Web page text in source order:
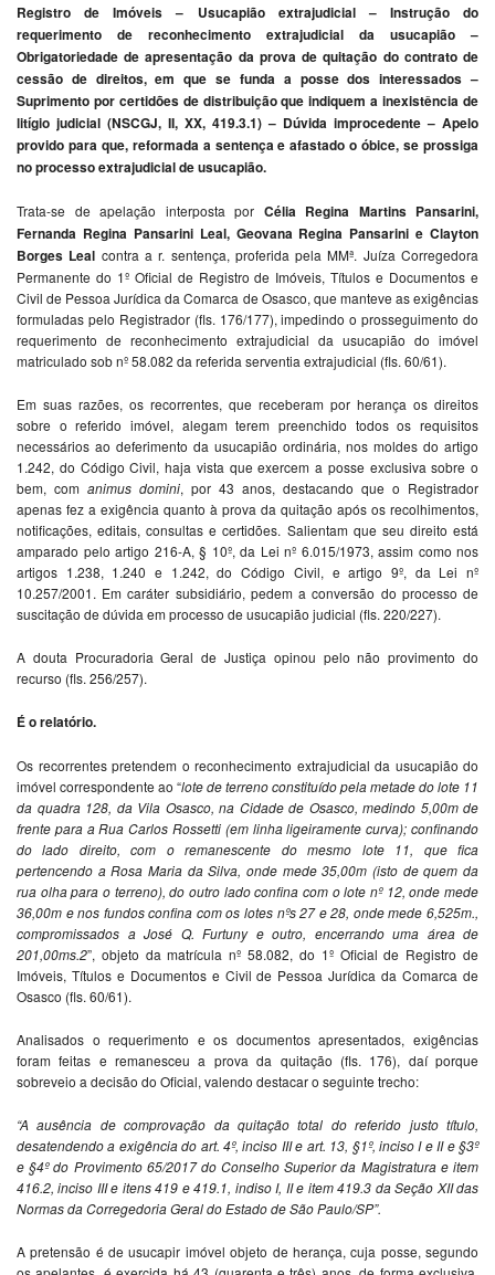
Registro de Imóveis – Usucapião extrajudicial – Instrução do
requerimento de reconhecimento extrajudicial da usucapião –
Obrigatoriedade de apresentação da prova de quitação do contrato de
cessão de direitos, em que se funda a posse dos interessados –
Suprimento por certidões de distribuição que indiquem a inexistência de
litígio judicial (NSCGJ, II, XX, 419.3.1) – Dúvida improcedente – Apelo
provido para que, reformada a sentença e afastado o óbice, se prossiga
no processo extrajudicial de usucapião.
Trata-se de apelação interposta por Célia Regina Martins Pansarini,
Fernanda Regina Pansarini Leal, Geovana Regina Pansarini e Clayton
Borges Leal contra a r. sentença, proferida pela MMª. Juíza Corregedora
Permanente do 1º Oficial de Registro de Imóveis, Títulos e Documentos e
Civil de Pessoa Jurídica da Comarca de Osasco, que manteve as exigências
formuladas pelo Registrador (fls. 176/177), impedindo o prosseguimento do
requerimento de reconhecimento extrajudicial da usucapião do imóvel
matriculado sob nº 58.082 da referida serventia extrajudicial (fls. 60/61).
Em suas razões, os recorrentes, que receberam por herança os direitos
sobre o referido imóvel, alegam terem preenchido todos os requisitos
necessários ao deferimento da usucapião ordinária, nos moldes do artigo
1.242, do Código Civil, haja vista que exercem a posse exclusiva sobre o
bem, com animus domini, por 43 anos, destacando que o Registrador
apenas fez a exigência quanto à prova da quitação após os recolhimentos,
notificações, editais, consultas e certidões. Salientam que seu direito está
amparado pelo artigo 216-A, § 10º, da Lei nº 6.015/1973, assim como nos
artigos 1.238, 1.240 e 1.242, do Código Civil, e artigo 9º, da Lei nº
10.257/2001. Em caráter subsidiário, pedem a conversão do processo de
suscitação de dúvida em processo de usucapião judicial (fls. 220/227).
A douta Procuradoria Geral de Justiça opinou pelo não provimento do
recurso (fls. 256/257).
É o relatório.
Os recorrentes pretendem o reconhecimento extrajudicial da usucapião do
imóvel correspondente ao “lote de terrenoconstituído pela metade do lote 11
da quadra 128, da Vila Osasco, na Cidade de Osasco, medindo 5,00m de
frente para a Rua Carlos Rossetti (em linha ligeiramente curva); confinando
do lado direito, com o remanescente do mesmo lote 11, que fica
pertencendo a Rosa Maria da Silva, onde mede 35,00m (isto de quem da
rua olha para o terreno), do outro lado confina com o lote nº 12, onde mede
36,00m e nos fundos confina com os lotes nºs 27 e 28, onde mede 6,525m.,
compromissados a José Q. Furtuny e outro, encerrando uma área de
201,00ms.2”, objeto da matrícula nº 58.082, do 1º Oficial de Registro de
Imóveis, Títulos e Documentos e Civil de Pessoa Jurídica da Comarca de
Osasco (fls. 60/61).
Analisados o requerimento e os documentos apresentados, exigências
foram feitas e remanesceu a prova da quitação (fls. 176), daí porque
sobreveio a decisão do Oficial, valendo destacar o seguinte trecho:
“A ausência de comprovação da quitação total do referido justo título,
desatendendo a exigência do art. 4º, inciso III e art. 13, §1º, inciso I e II e §3º
e §4º do Provimento 65/2017 do Conselho Superior da Magistratura e item
416.2, inciso III e itens 419 e 419.1, indiso I, II e item 419.3 da Seção XII das
Normas da Corregedoria Geral do Estado de São Paulo/SP”.
A pretensão é de usucapir imóvel objeto de herança, cuja posse, segundo